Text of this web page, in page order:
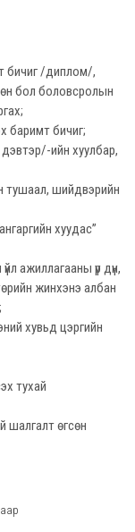
бичиг /диплом/,
бол боловсролын
баримт бичиг;
ийн хуулбар,
тушаал, шийдвэрийн
хуудас”
ажиллагааны үр дүн,
жинхэнэ албан
хувьд цэргийн
тухай
шалгалт өгсөн